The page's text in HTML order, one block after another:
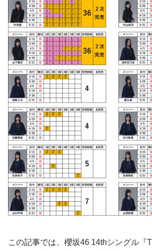
この記事では、櫻坂46 14thシングル『